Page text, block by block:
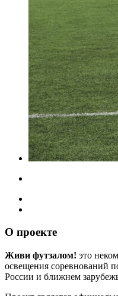
О проекте
Живи футзалом! это
освещения соревнований
России и ближнем